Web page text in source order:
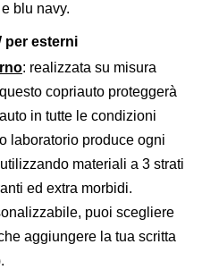
blu navy.
per esterni
: realizzata su misura
copriauto proteggerà
in tutte le condizioni
laboratorio produce ogni
materiali a 3 strati
ed extra morbidi.
puoi scegliere
aggiungere la tua scritta